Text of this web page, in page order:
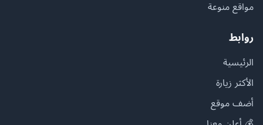
مواقع منوعة
روابط
الرئيسية
الأكثر زيارة
أضف موقع